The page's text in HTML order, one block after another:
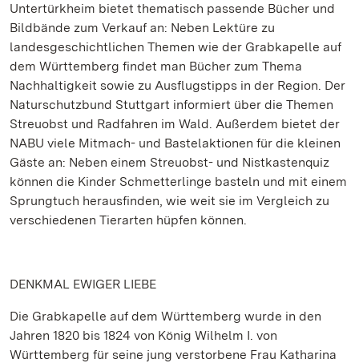
Untertürkheim bietet thematisch passende Bücher und
Bildbände zum Verkauf an: Neben Lektüre zu
landesgeschichtlichen Themen wie der Grabkapelle auf
dem Württemberg findet man Bücher zum Thema
Nachhaltigkeit sowie zu Ausflugstipps in der Region. Der
Naturschutzbund Stuttgart informiert über die Themen
Streuobst und Radfahren im Wald. Außerdem bietet der
NABU viele Mitmach- und Bastelaktionen für die kleinen
Gäste an: Neben einem Streuobst- und Nistkastenquiz
können die Kinder Schmetterlinge basteln und mit einem
Sprungtuch herausfinden, wie weit sie im Vergleich zu
verschiedenen Tierarten hüpfen können.
DENKMAL EWIGER LIEBE
Die Grabkapelle auf dem Württemberg wurde in den
Jahren 1820 bis 1824 von König Wilhelm I. von
Württemberg für seine jung verstorbene Frau Katharina